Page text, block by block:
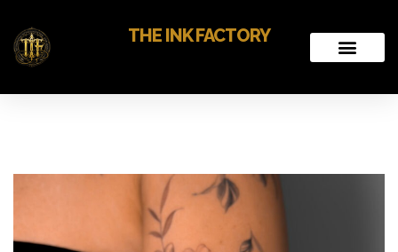
THE INK FACTORY